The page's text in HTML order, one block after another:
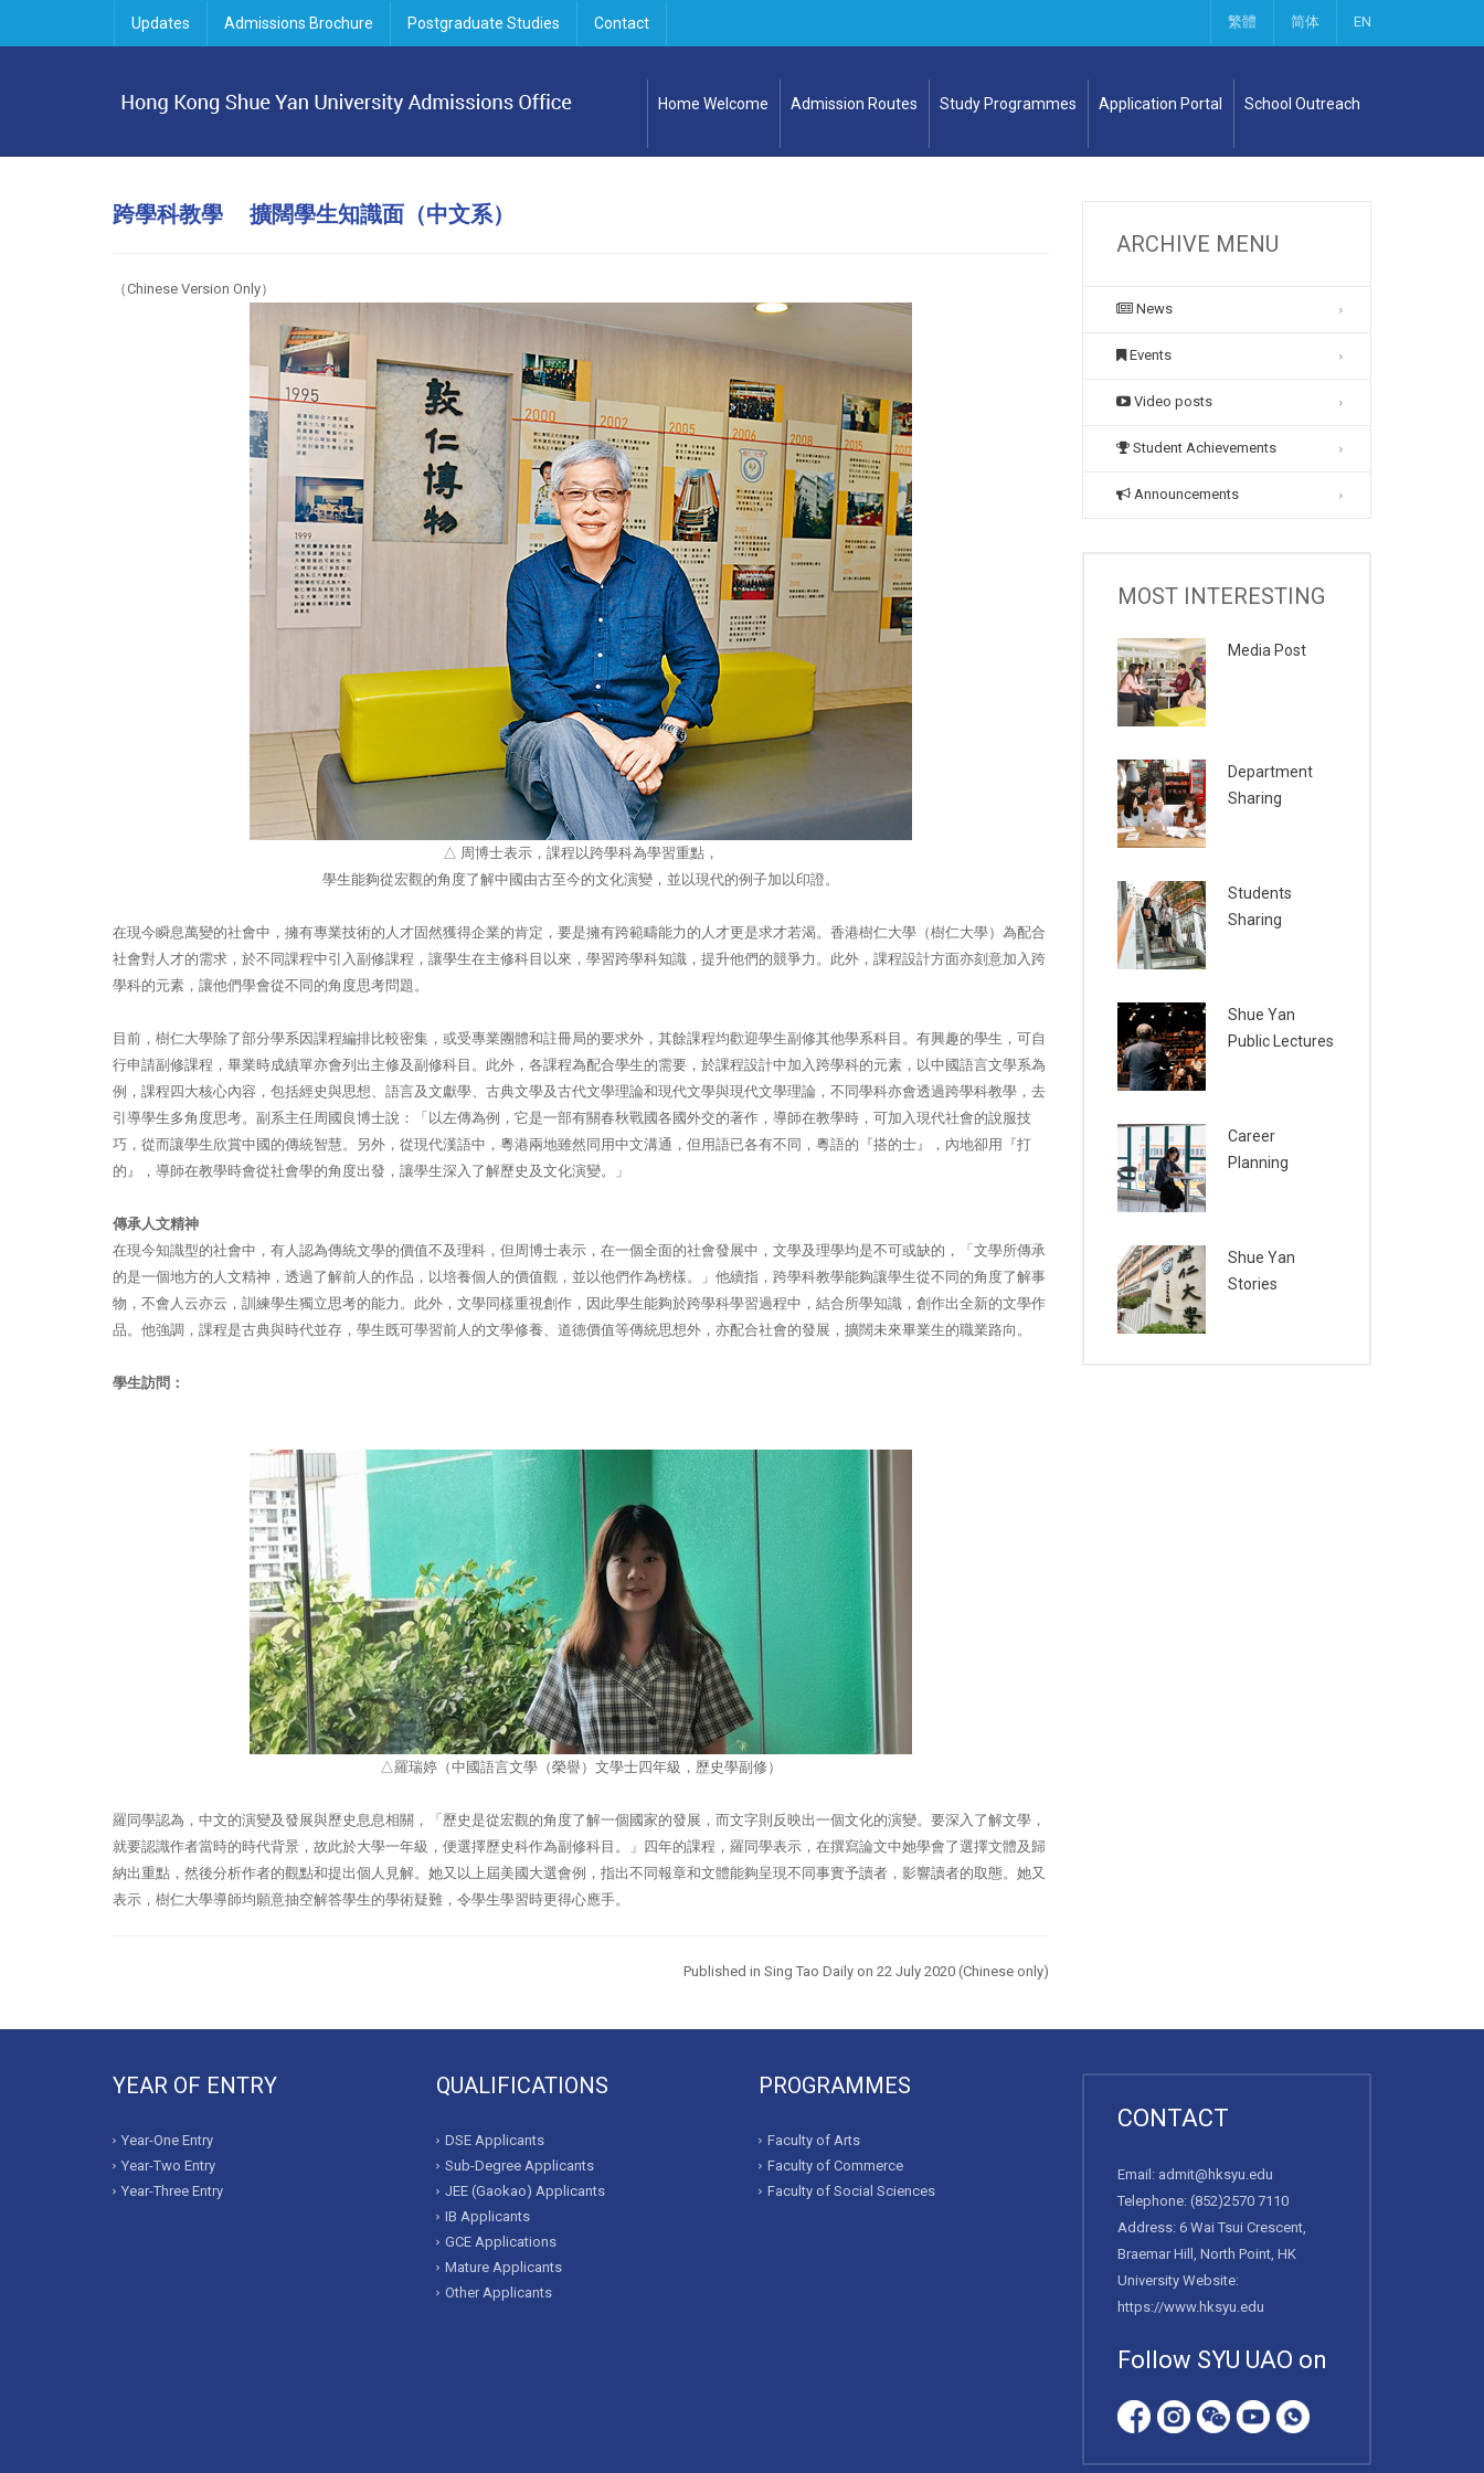
Updates Admissions Brochure Postgraduate Studies Contact 繁體 简体 EN
Home Welcome Admission Routes Study Programmes Application Portal School Outreach
跨學科教學 擴闊學生知識面（中文系）
（Chinese Version Only）
△ 周博士表示，課程以跨學科為學習重點，
學生能夠從宏觀的角度了解中國由古至今的文化演變，並以現代的例子加以印證。
在現今瞬息萬變的社會中，擁有專業技術的人才固然獲得企業的肯定，要是擁有跨範疇能力的人才更是求才若渴。香港樹仁大學（樹仁大學）為配合
社會對人才的需求，於不同課程中引入副修課程，讓學生在主修科目以來，學習跨學科知識，提升他們的競爭力。此外，課程設計方面亦刻意加入跨
學科的元素，讓他們學會從不同的角度思考問題。
目前，樹仁大學除了部分學系因課程編排比較密集，或受專業團體和註冊局的要求外，其餘課程均歡迎學生副修其他學系科目。有興趣的學生，可自
行申請副修課程，畢業時成績單亦會列出主修及副修科目。此外，各課程為配合學生的需要，於課程設計中加入跨學科的元素，以中國語言文學系為
例，課程四大核心內容，包括經史與思想、語言及文獻學、古典文學及古代文學理論和現代文學與現代文學理論，不同學科亦會透過跨學科教學，去
引導學生多角度思考。副系主任周國良博士說：「以左傳為例，它是一部有關春秋戰國各國外交的著作，導師在教學時，可加入現代社會的說服技
巧，從而讓學生欣賞中國的傳統智慧。另外，從現代漢語中，粵港兩地雖然同用中文溝通，但用語已各有不同，粵語的『搭的士』，內地卻用『打
的』，導師在教學時會從社會學的角度出發，讓學生深入了解歷史及文化演變。」
傳承人文精神
在現今知識型的社會中，有人認為傳統文學的價值不及理科，但周博士表示，在一個全面的社會發展中，文學及理學均是不可或缺的，「文學所傳承
的是一個地方的人文精神，透過了解前人的作品，以培養個人的價值觀，並以他們作為榜樣。」他續指，跨學科教學能夠讓學生從不同的角度了解事
物，不會人云亦云，訓練學生獨立思考的能力。此外，文學同樣重視創作，因此學生能夠於跨學科學習過程中，結合所學知識，創作出全新的文學作
品。他強調，課程是古典與時代並存，學生既可學習前人的文學修養、道德價值等傳統思想外，亦配合社會的發展，擴闊未來畢業生的職業路向。
學生訪問：
△羅瑞婷（中國語言文學（榮譽）文學士四年級，歷史學副修）
羅同學認為，中文的演變及發展與歷史息息相關，「歷史是從宏觀的角度了解一個國家的發展，而文字則反映出一個文化的演變。要深入了解文學，
就要認識作者當時的時代背景，故此於大學一年級，便選擇歷史科作為副修科目。」四年的課程，羅同學表示，在撰寫論文中她學會了選擇文體及歸
納出重點，然後分析作者的觀點和提出個人見解。她又以上屆美國大選會例，指出不同報章和文體能夠呈現不同事實予讀者，影響讀者的取態。她又
表示，樹仁大學導師均願意抽空解答學生的學術疑難，令學生學習時更得心應手。
Published in Sing Tao Daily on 22 July 2020 (Chinese only)
ARCHIVE MENU
News
Events
Video posts
Student Achievements
Announcements
MOST INTERESTING
Media Post
Department
Sharing
Students
Sharing
Shue Yan
Public Lectures
Career
Planning
Shue Yan
Stories
YEAR OF ENTRY
Year-One Entry
Year-Two Entry
Year-Three Entry
QUALIFICATIONS
DSE Applicants
Sub-Degree Applicants
JEE (Gaokao) Applicants
IB Applicants
GCE Applications
Mature Applicants
Other Applicants
PROGRAMMES
Faculty of Arts
Faculty of Commerce
Faculty of Social Sciences
CONTACT
Email: admit@hksyu.edu
Telephone: (852)2570 7110
Address: 6 Wai Tsui Crescent,
Braemar Hill, North Point, HK
University Website:
https://www.hksyu.edu
Follow SYU UAO on